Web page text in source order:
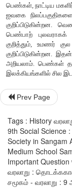
வந்த
சில
அல்லது
நன்செய்
வேளாண்
சமூகப்பிரிவினர்
பெண்கள்
சங்க
இடங்களில் மகளிர்
பெண்கள் ,நாட்டிய
ஐவகை
குறிப்பிடுகின்றன.
பெண்பாற்
Prev Page
Tags : History
9th Social Science
Society in Sangam
Medium School
Important Question
வரலாறு :
சமூகம் - வரலாறு : 9